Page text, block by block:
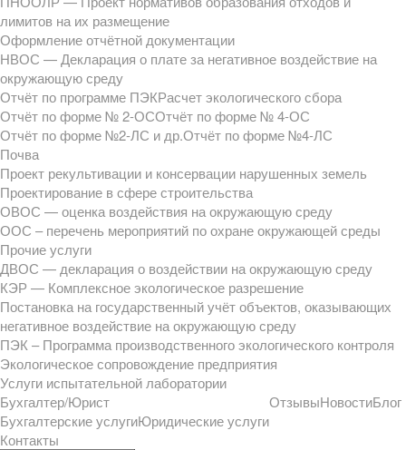
лимитов на их размещение
Оформление отчётной документации
НВОС — Декларация о плате за негативное воздействие на
окружающую среду
Отчёт по программе ПЭКРасчет экологического сбора
Отчёт по форме № 2-ОСОтчёт по форме № 4-ОС
Отчёт по форме №2-ЛС и др.Отчёт по форме №4-ЛС
Почва
Проект рекультивации и консервации нарушенных земель
Проектирование в сфере строительства
ОВОС — оценка воздействия на окружающую среду
ООС – перечень мероприятий по охране окружающей среды
Прочие услуги
ДВОС — декларация о воздействии на окружающую среду
КЭР — Комплексное экологическое разрешение
Постановка на государственный учёт объектов, оказывающих
негативное воздействие на окружающую среду
ПЭК – Программа производственного экологического контроля
Экологическое сопровождение предприятия
Услуги испытательной лаборатории
Бухгалтер/Юрист
Бухгалтерские услугиЮридические услуги
ОтзывыНовостиБлог
Контакты